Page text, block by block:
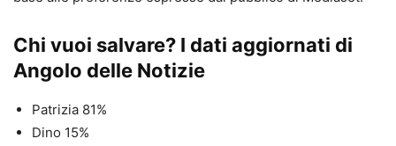
Chi vuoi salvare? I dati aggiornati di
Angolo delle Notizie
Patrizia 81%
Dino 15%